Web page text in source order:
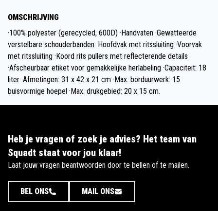
OMSCHRIJVING
·100% polyester (gerecycled, 600D) ·Handvaten ·Gewatteerde
verstelbare schouderbanden ·Hoofdvak met ritssluiting ·Voorvak
met ritssluiting ·Koord rits pullers met reflecterende details
·Afscheurbaar etiket voor gemakkelijke herlabeling ·Capaciteit: 18
liter ·Afmetingen: 31 x 42 x 21 cm ·Max. borduurwerk: 15
buisvormige hoepel ·Max. drukgebied: 20 x 15 cm.
Heb je vragen of zoek je advies? Het team van
Squadt staat voor jou klaar!
Laat jouw vragen beantwoorden door te bellen of te mailen.
BEL ONS MAIL ONS